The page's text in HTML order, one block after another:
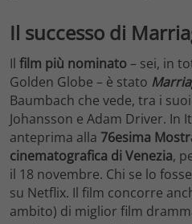
Il successo di
Il film più nominato– sei, in
Golden Globe – è stato
Baumbach che vede, tra i
Johansson e Adam Driver. In
anteprima alla 76esima
cinematografica di Venezia,
il 18 novembre. Chi se lo
su Netflix. Il film concorre
ambito) di miglior film